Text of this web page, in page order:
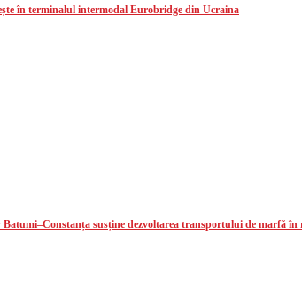
în terminalul intermodal Eurobridge din Ucraina
Batumi–Constanța susține dezvoltarea transportului de marfă în